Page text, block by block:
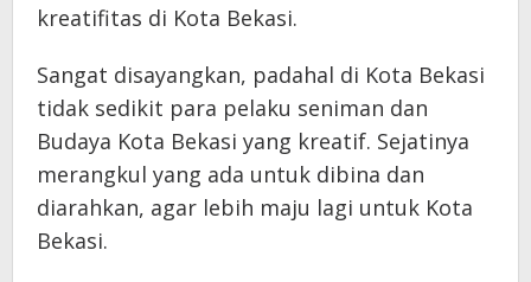
kreatifitas di Kota Bekasi.
Sangat disayangkan, padahal di Kota Bekasi
tidak sedikit para pelaku seniman dan
Budaya Kota Bekasi yang kreatif. Sejatinya
merangkul yang ada untuk dibina dan
diarahkan, agar lebih maju lagi untuk Kota
Bekasi.